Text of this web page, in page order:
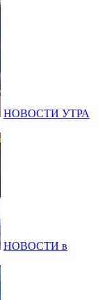
НОВОСТИ УТРА
НОВОСТИ в